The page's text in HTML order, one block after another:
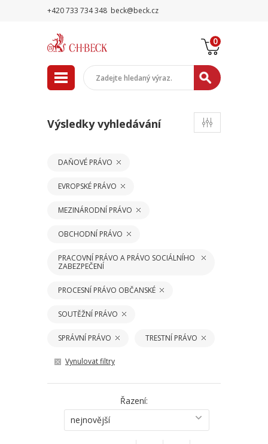
+420 733 734 348 beck@beck.cz
0
Výsledky vyhledávání
DAŇOVÉ PRÁVO
EVROPSKÉ PRÁVO
MEZINÁRODNÍ PRÁVO
OBCHODNÍ PRÁVO
PRACOVNÍ PRÁVO A PRÁVO SOCIÁLNÍHO
ZABEZPEČENÍ
PROCESNÍ PRÁVO OBČANSKÉ
SOUTĚŽNÍ PRÁVO
SPRÁVNÍ PRÁVO TRESTNÍ PRÁVO
Vynulovat filtry
Řazení:
nejnovější